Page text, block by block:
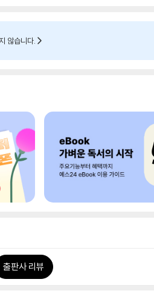
않습니다.
출판사 리뷰